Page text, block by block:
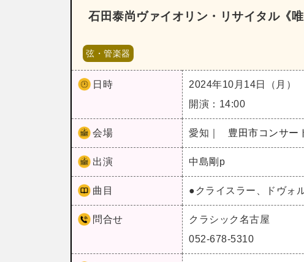
石田泰尚ヴァイオリン・リサイタル
弦・管楽器
日時
2024年10月14日（月）
開演：14:00
会場 愛知｜ 豊田市コンサー
出演 中島剛p
曲目 ●クライスラー、ドヴォ
問合せ
クラシック名古屋
052-678-5310